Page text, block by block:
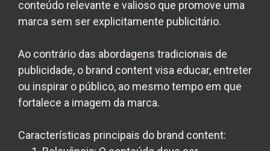
conteúdo relevante e valioso que promove uma
marca sem ser explicitamente publicitário.
Ao contrário das abordagens tradicionais de
publicidade, o brand content visa educar, entreter
ou inspirar o público, ao mesmo tempo em que
fortalece a imagem da marca.
Características principais do brand content: